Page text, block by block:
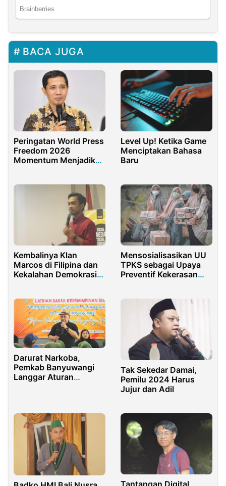
BACA JUGA
Peringatan World Press
Freedom 2026
Momentum Menjadikan
Level Up! Ketika Game
Menciptakan Bahasa
Baru
Kembalinya Klan
Marcos di Filipina dan
Kekalahan Demokrasi
Mensosialisasikan UU
TPKS sebagai Upaya
Preventif Kekerasan
Darurat Narkoba,
Pemkab Banyuwangi
Langgar Aturan
Tak Sekedar Damai,
Pemilu 2024 Harus
Jujur dan Adil
Tantangan Digital